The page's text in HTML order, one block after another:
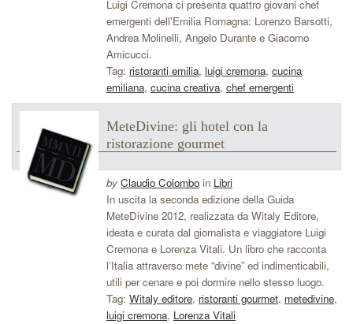
Luigi Cremona ci presenta quattro giovani chef
emergenti dell'Emilia Romagna: Lorenzo Barsotti,
Andrea Molinelli, Angelo Durante e Giacomo
Amicucci.
Tag: ristoranti emilia, luigi cremona, cucina
emiliana, cucina creativa, chef emergenti
MeteDivine: gli hotel con la
ristorazione gourmet
by Claudio Colombo in Libri
In uscita la seconda edizione della Guida
MeteDivine 2012, realizzata da Witaly Editore,
ideata e curata dal giornalista e viaggiatore Luigi
Cremona e Lorenza Vitali. Un libro che racconta
l’Italia attraverso mete “divine” ed indimenticabili,
utili per cenare e poi dormire nello stesso luogo.
Tag: Witaly editore, ristoranti gourmet, metedivine,
luigi cremona, Lorenza Vitali